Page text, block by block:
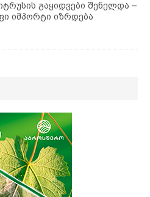
გაყიდვები შენელდა –
იმპორტი იზრდება